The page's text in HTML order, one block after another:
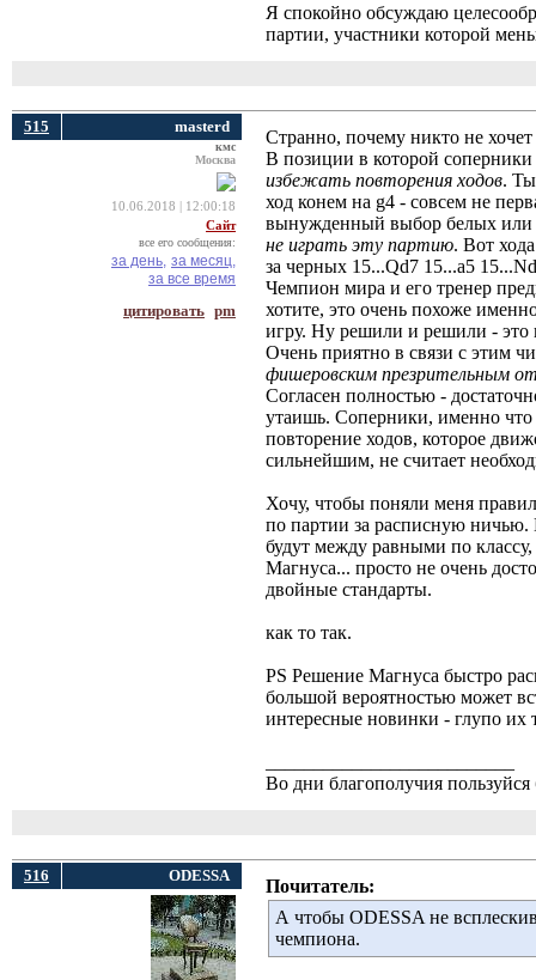
Я спокойно обсуждаю
партии, участники которой
515 masterd
кмс
Москва
10.06.2018 | 12:00:18
Сайт
все его сообщения:
за день, за месяц,
за все время
цитировать pm
Странно, почему никто не
В позиции в которой соперники
избежать повторения ходов.
ход конем на g4 - совсем не
вынужденный выбор белых или
не играть эту партию. Вот
за черных 15...Qd7 15...a5
Чемпион мира и его тренер
хотите, это очень похоже
игру. Ну решили и решили - это
Очень приятно в связи с этим
фишеровским презрительным
Согласен полностью -
утаишь. Соперники, именно что
повторение ходов, которое
сильнейшим, не считает
Хочу, чтобы поняли меня
по партии за расписную
будут между равными по
Магнуса... просто не очень
двойные стандарты.
как то так.
PS Решение Магнуса быстро
большой вероятностью может
интересные новинки - глупо их
Во дни благополучия
516 ODESSA
Почитатель:
А чтобы ODESSA не
чемпиона.